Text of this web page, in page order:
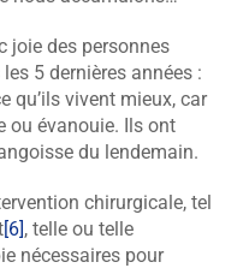
joie des personnes
5 dernières années :
qu’ils vivent mieux, car
ou évanouie. Ils ont
du lendemain.
chirurgicale, tel
[6], telle ou telle
nécessaires pour